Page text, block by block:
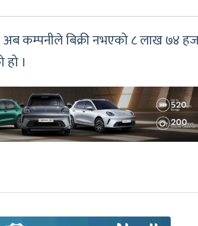
कम्पनीले बिक्री नभएको ८ लाख ७४
।